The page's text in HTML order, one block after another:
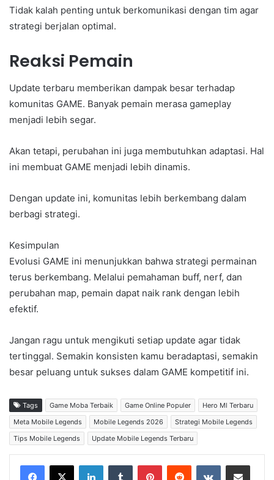
Tidak kalah penting untuk berkomunikasi dengan tim agar
strategi berjalan optimal.
Reaksi Pemain
Update terbaru memberikan dampak besar terhadap
komunitas GAME. Banyak pemain merasa gameplay
menjadi lebih segar.
Akan tetapi, perubahan ini juga membutuhkan adaptasi. Hal
ini membuat GAME menjadi lebih dinamis.
Dengan update ini, komunitas lebih berkembang dalam
berbagi strategi.
Kesimpulan
Evolusi GAME ini menunjukkan bahwa strategi permainan
terus berkembang. Melalui pemahaman buff, nerf, dan
perubahan map, pemain dapat naik rank dengan lebih
efektif.
Jangan ragu untuk mengikuti setiap update agar tidak
tertinggal. Semakin konsisten kamu beradaptasi, semakin
besar peluang untuk sukses dalam GAME kompetitif ini.
Tags Game Moba Terbaik Game Online Populer
Hero Ml Terbaru
Meta Mobile Legends
Mobile Legends 2026
Strategi Mobile Legends
Tips Mobile Legends
Update Mobile Legends Terbaru